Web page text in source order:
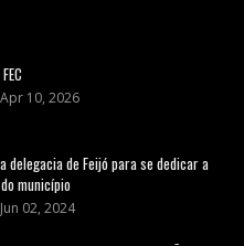
Apr 10, 2026
delegacia de Feijó para se dedicar a
município
Jun 02, 2024